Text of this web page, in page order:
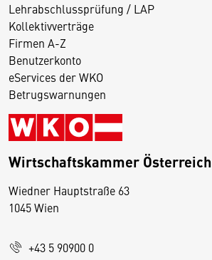
Lehrabschlussprüfung / LAP
Kollektivverträge
Firmen A-Z
Benutzerkonto
eServices der WKO
Betrugswarnungen
Wirtschaftskammer Österreich
Wiedner Hauptstraße 63
1045 Wien
+43 5 90900 0
D
s